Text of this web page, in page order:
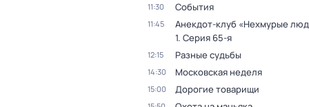
11:30 События
11:45
Анекдот-клуб «Нехмурые
1. Серия 65-я
12:15 Разные судьбы
14:30 Московская неделя
15:00 Дорогие товарищи